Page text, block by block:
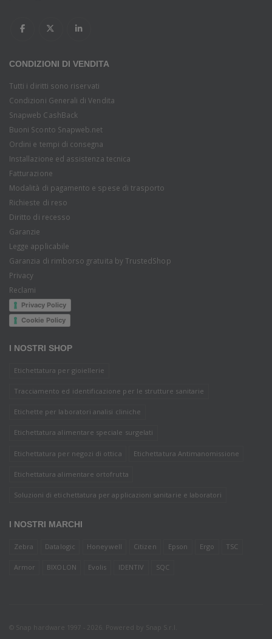
CONDIZIONI DI VENDITA
Tutti i diritti sono riservati
Condizioni Generali di Vendita
Snapweb CashBack
Buoni Sconto Snapweb.net
Ordini e tempi di consegna
Installazione ed assistenza tecnica
Fatturazione
Modalità di pagamento e spese di trasporto
Richieste di reso
Diritto di recesso
Garanzie
Legge applicabile
Garanzia di rimborso gratuita by TrustedShop
Privacy
Reclami
Privacy Policy
Cookie Policy
I NOSTRI SHOP
Etichettatura per gioiellerie
Tracciamento ed identificazione per le strutture sanitarie
Etichette per laboratori analisi cliniche
Etichettatura alimentare speciale surgelati
Etichettatura per negozi di ottica Etichettatura Antimanomissione
Etichettatura alimentare ortofrutta
Soluzioni di etichettatura per applicazioni sanitarie e laboratori
I NOSTRI MARCHI
Zebra Datalogic Honeywell Citizen Epson Ergo TSC
Armor BIXOLON Evolis IDENTIV SQC
© Snap hardware 1997 - 2026. Powered by Snap S.r.l.